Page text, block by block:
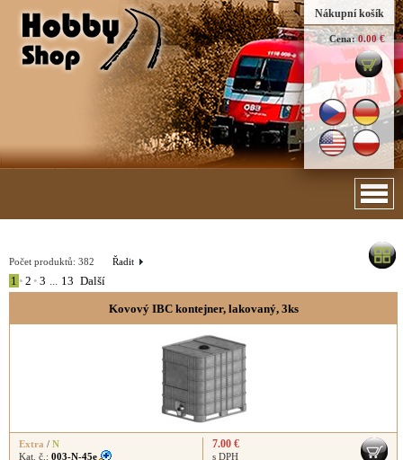
Nákupní košík
Cena: 0.00 €
Řadit
Počet produktů: 382
1 • 2 • 3 ... 13 Další
Kovový IBC kontejner, lakovaný, 3ks
Extra / N
Kat. č.: 003-N-45e
7.00 €
s DPH